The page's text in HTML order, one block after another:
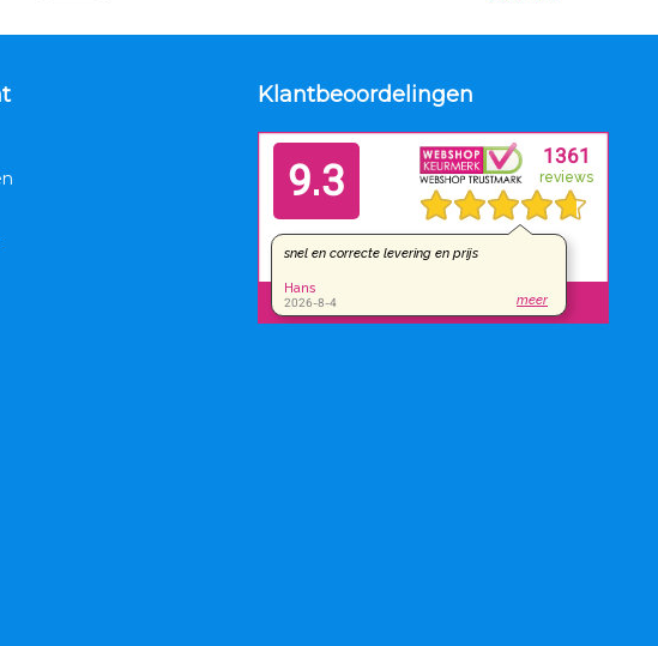
Klantbeoordelingen